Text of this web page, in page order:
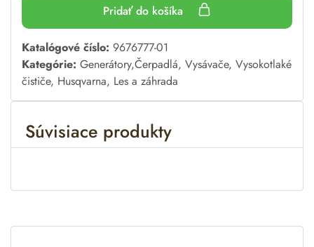
Pridať do košíka
A
l
t
e
n
a
Katalógové číslo: 9676777-01
Kategórie: Generátory,Čerpadlá, Vysávače, Vysokotlaké
čističe, Husqvarna, Les a záhrada
Súvisiace produkty